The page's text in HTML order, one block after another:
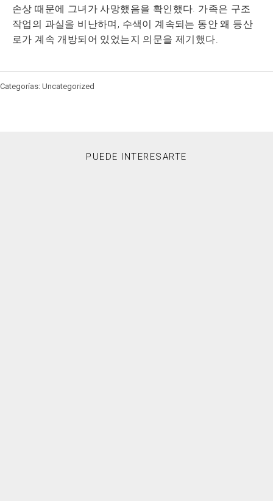
손상 때문에 그녀가 사망했음을 확인했다. 가족은 구조
작업의 과실을 비난하며, 수색이 계속되는 동안 왜 등산
로가 계속 개방되어 있었는지 의문을 제기했다.
Categorías: Uncategorized
PUEDE INTERESARTE